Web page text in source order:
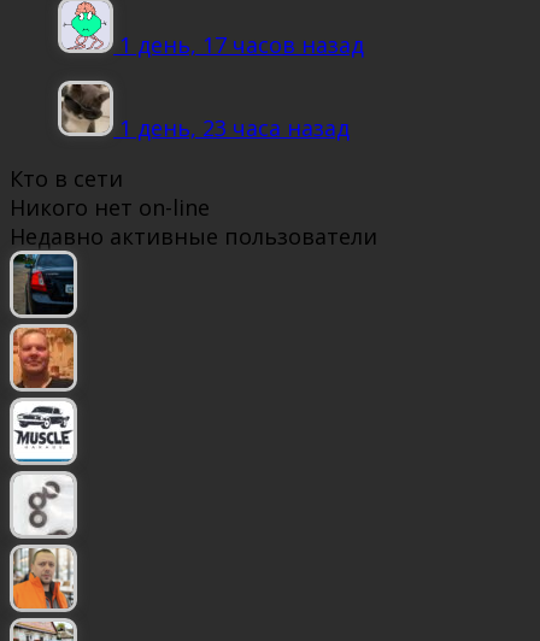
1 день, 17 часов назад
1 день, 23 часа назад
Кто в сети
Никого нет on-line
Недавно активные пользователи